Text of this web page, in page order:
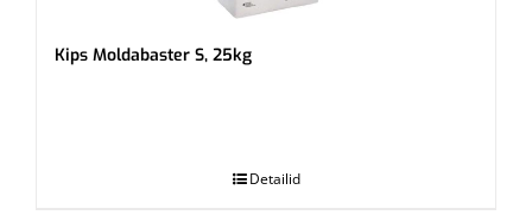
Kips Moldabaster S, 25kg
Detailid